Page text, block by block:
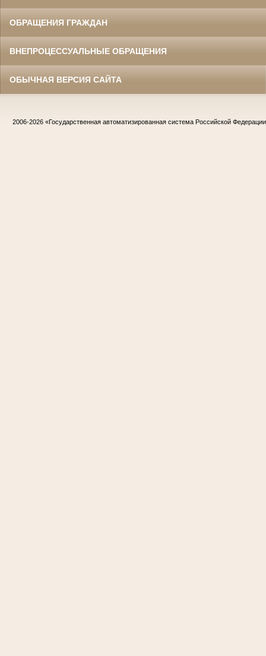
ОБРАЩЕНИЯ ГРАЖДАН
ВНЕПРОЦЕССУАЛЬНЫЕ ОБРАЩЕНИЯ
ОБЫЧНАЯ ВЕРСИЯ САЙТА
2006-2026 «Государственная автоматизированная система Российской